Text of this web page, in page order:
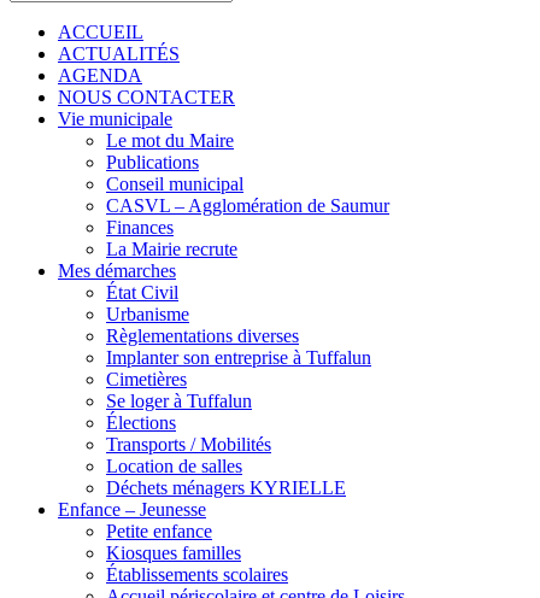
ACCUEIL
ACTUALITÉS
AGENDA
NOUS CONTACTER
Vie municipale
Le mot du Maire
Publications
Conseil municipal
CASVL – Agglomération de Saumur
Finances
La Mairie recrute
Mes démarches
État Civil
Urbanisme
Règlementations diverses
Implanter son entreprise à Tuffalun
Cimetières
Se loger à Tuffalun
Élections
Transports / Mobilités
Location de salles
Déchets ménagers KYRIELLE
Enfance – Jeunesse
Petite enfance
Kiosques familles
Établissements scolaires